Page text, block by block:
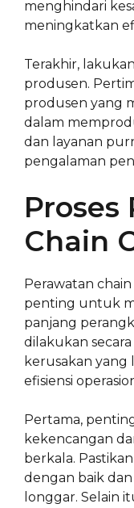
menghindari
meningkatkan
Terakhir,
produsen.
produsen yang
dalam
dan layanan
pengalaman
Proses
Chain
Perawatan
penting untuk
panjang
dilakukan
kerusakan yang
efisiensi
Pertama,
kekencangan
berkala.
dengan baik
longgar. Selain